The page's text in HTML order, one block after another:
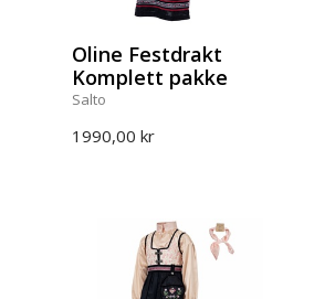
Oline Festdrakt
Komplett pakke
Salto
1990,00 kr